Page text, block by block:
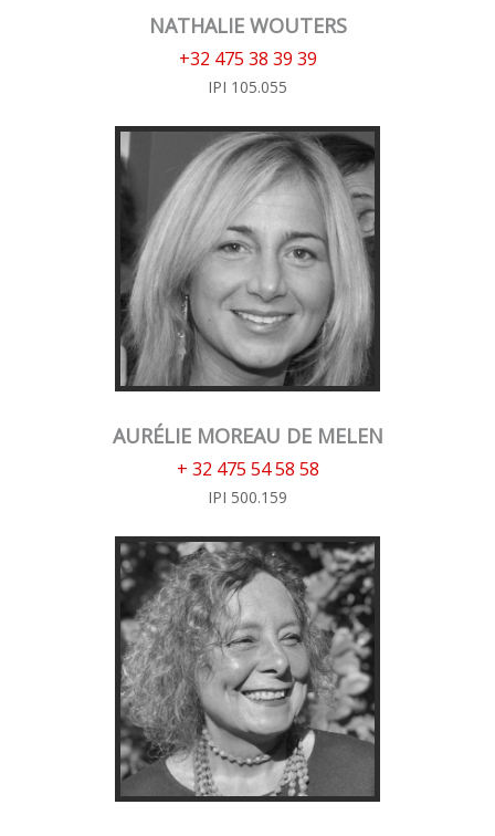
NATHALIE WOUTERS
+32 475 38 39 39
IPI 105.055
AURÉLIE MOREAU DE MELEN
+ 32 475 54 58 58
IPI 500.159